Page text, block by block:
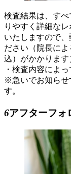
検査結果は、す
りやすく詳細な
いたしますので
ださい（院長に
込）がかかります
・検査内容によ
※急いでお知らせ
す。
6アフターフォ